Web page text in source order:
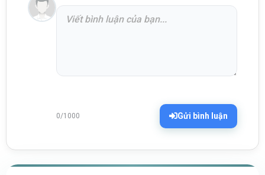
0/1000 Gửi bình luận